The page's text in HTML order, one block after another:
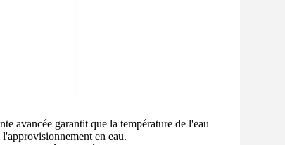
avancée garantit que la température de l'eau
en eau.